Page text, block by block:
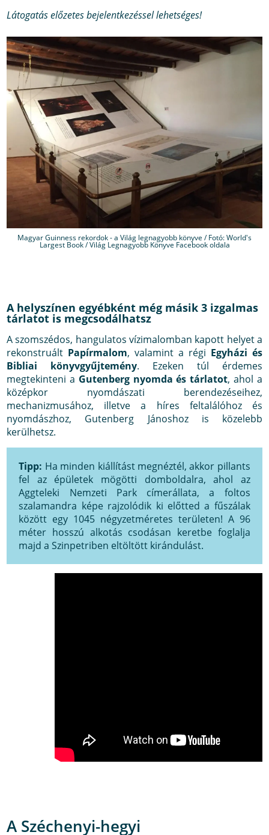
Látogatás előzetes bejelentkezéssel lehetséges!
Magyar Guinness rekordok - a Világ legnagyobb könyve / Fotó: World's
Largest Book / Világ Legnagyobb Könyve Facebook oldala
A helyszínen egyébként még másik 3 izgalmas
tárlatot is megcsodálhatsz
A szomszédos, hangulatos vízimalomban kapott helyet a
rekonstruált Papírmalom, valamint a régi Egyházi és
Bibliai könyvgyűjtemény. Ezeken túl érdemes
megtekinteni a Gutenberg nyomda és tárlatot, ahol a
középkor nyomdászati berendezéseihez,
mechanizmusához, illetve a híres feltalálóhoz és
nyomdászhoz, Gutenberg Jánoshoz is közelebb
kerülhetsz.
Tipp: Ha minden kiállítást megnéztél, akkor pillants
fel az épületek mögötti domboldalra, ahol az
Aggteleki Nemzeti Park címerállata, a foltos
szalamandra képe rajzolódik ki előtted a fűszálak
között egy 1045 négyzetméretes területen! A 96
méter hosszú alkotás csodásan keretbe foglalja
majd a Szinpetriben eltöltött kirándulást.
A Széchenyi-hegyi